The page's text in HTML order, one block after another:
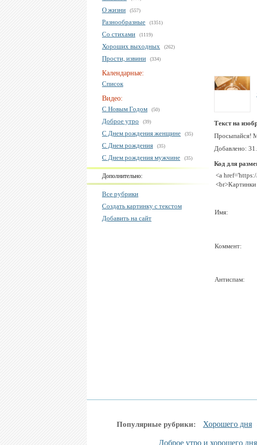
О жизни (557)
Разнообразные (1351)
Со стихами (1119)
Хороших выходных (262)
Прости, извини (334)
Календарные:
Список
Видео:
С Новым Годом
(50)
Доброе утро (39)
С Днем рождения женщине (35)
С Днем рождения (35)
С Днем рождения мужчине (35)
Дополнительно:
Все рубрики
Создать картинку с текстом
Добавить на сайт
Текст на
Просыпайся!
Добавлено:
Код для
<a
Имя:
Коммент:
Антиспам:
Популярные рубрики: Хорошего дня
Доброе утро и хорошего дня